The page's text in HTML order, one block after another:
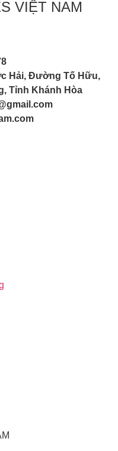
VIỆT NAM
Hải, Đường Tố Hữu,
Tỉnh Khánh Hòa